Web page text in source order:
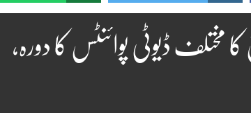
مختلف ڈیوٹی پوائنٹس کا دورہ،